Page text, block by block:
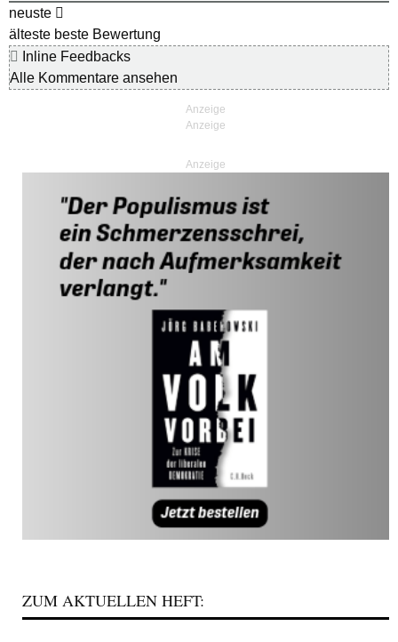
neuste
älteste beste Bewertung
Inline Feedbacks
Alle Kommentare ansehen
Anzeige
ZUM AKTUELLEN HEFT: